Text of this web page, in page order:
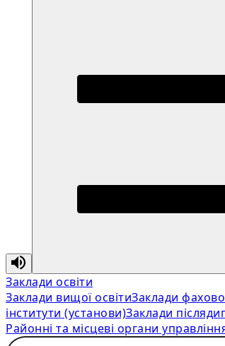
Заклади освіти
Заклади вищої освітиЗаклади
інститути (установи)Заклади
Районні та місцеві органи